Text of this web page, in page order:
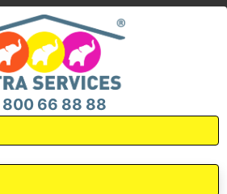
800 66 88 88